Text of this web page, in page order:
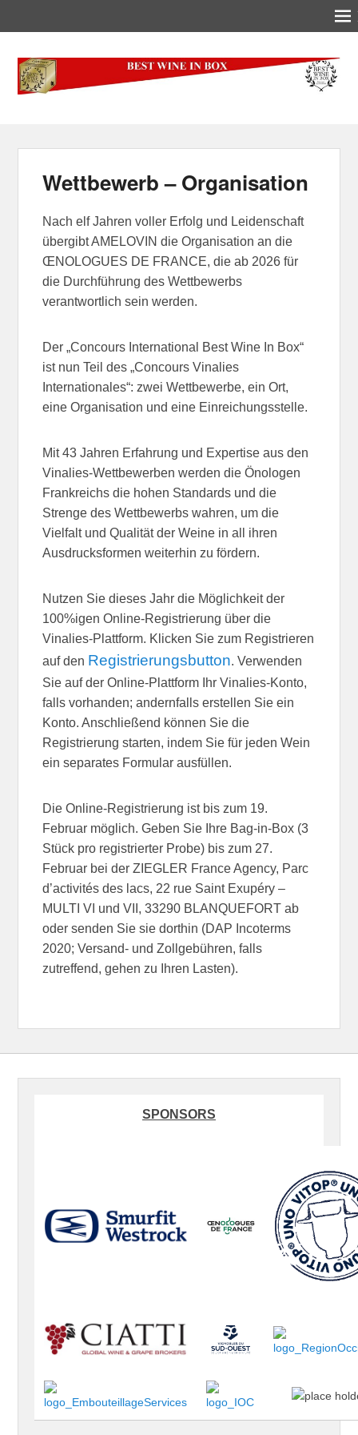
Best-Wine-In-Box
Concours International Best-Wine-In-Box
Wettbewerb – Organisation
Nach elf Jahren voller Erfolg und Leidenschaft
übergibt AMELOVIN die Organisation an die
ŒNOLOGUES DE FRANCE, die ab 2026 für
die Durchführung des Wettbewerbs
verantwortlich sein werden.
Der „Concours International Best Wine In Box“
ist nun Teil des „Concours Vinalies
Internationales“: zwei Wettbewerbe, ein Ort,
eine Organisation und eine Einreichungsstelle.
Mit 43 Jahren Erfahrung und Expertise aus den
Vinalies-Wettbewerben werden die Önologen
Frankreichs die hohen Standards und die
Strenge des Wettbewerbs wahren, um die
Vielfalt und Qualität der Weine in all ihren
Ausdrucksformen weiterhin zu fördern.
Nutzen Sie dieses Jahr die Möglichkeit der
100%igen Online-Registrierung über die
Vinalies-Plattform. Klicken Sie zum Registrieren
auf den Registrierungsbutton. Verwenden
Sie auf der Online-Plattform Ihr Vinalies-Konto,
falls vorhanden; andernfalls erstellen Sie ein
Konto. Anschließend können Sie die
Registrierung starten, indem Sie für jeden Wein
ein separates Formular ausfüllen.
Die Online-Registrierung ist bis zum 19.
Februar möglich. Geben Sie Ihre Bag-in-Box (3
Stück pro registrierter Probe) bis zum 27.
Februar bei der ZIEGLER France Agency, Parc
d’activités des lacs, 22 rue Saint Exupéry –
MULTI VI und VII, 33290 BLANQUEFORT ab
oder senden Sie sie dorthin (DAP Incoterms
2020; Versand- und Zollgebühren, falls
zutreffend, gehen zu Ihren Lasten).
SPONSORS